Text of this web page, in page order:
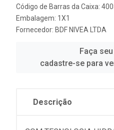
Código de Barras da Caixa:
Embalagem: 1X1
Fornecedor: BDF NIVEA LTDA
Faça
cadastre-se para
Descrição